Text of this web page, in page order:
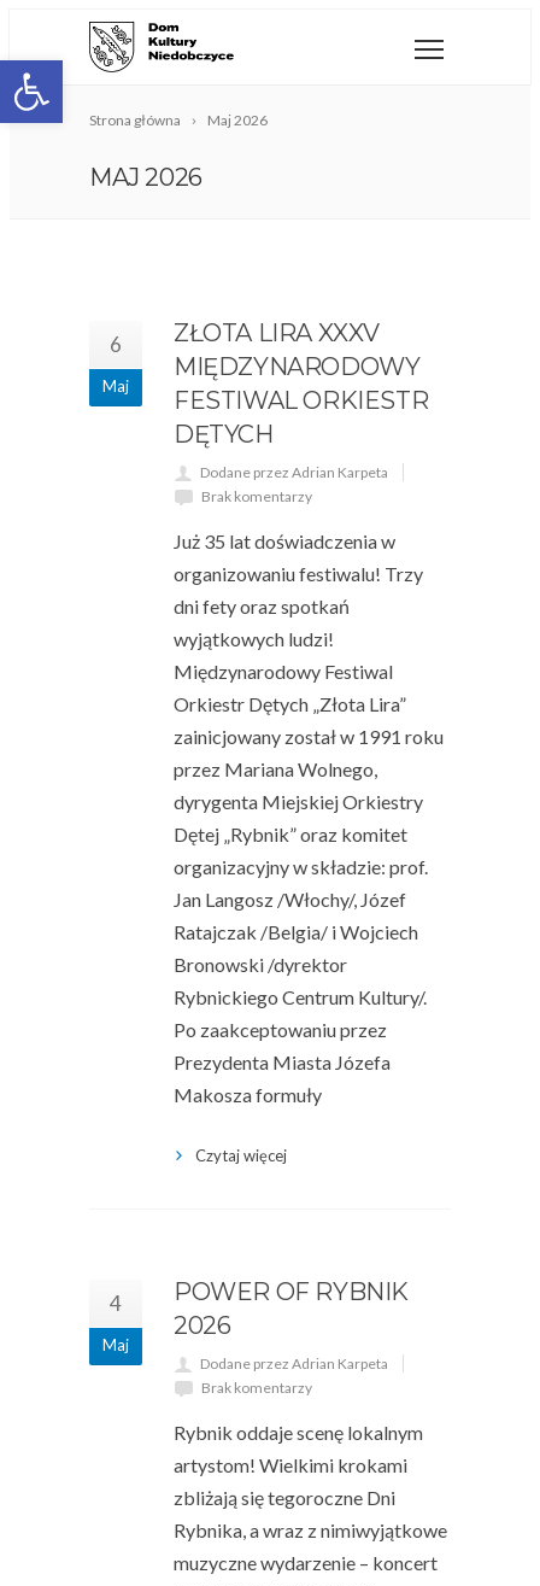
Open toolbar
Strona główna Maj 2026
MAJ 2026
6
Maj
ZŁOTA LIRA XXXV
MIĘDZYNARODOWY
FESTIWAL ORKIESTR
DĘTYCH
Dodane przez Adrian Karpeta
Brak komentarzy
Już 35 lat doświadczenia w
organizowaniu festiwalu! Trzy
dni fety oraz spotkań
wyjątkowych ludzi!
Międzynarodowy Festiwal
Orkiestr Dętych „Złota Lira”
zainicjowany został w 1991 roku
przez Mariana Wolnego,
dyrygenta Miejskiej Orkiestry
Dętej „Rybnik” oraz komitet
organizacyjny w składzie: prof.
Jan Langosz /Włochy/, Józef
Ratajczak /Belgia/ i Wojciech
Bronowski /dyrektor
Rybnickiego Centrum Kultury/.
Po zaakceptowaniu przez
Prezydenta Miasta Józefa
Makosza formuły
Czytaj więcej
4
Maj
POWER OF RYBNIK
2026
Dodane przez Adrian Karpeta
Brak komentarzy
Rybnik oddaje scenę lokalnym
artystom! Wielkimi krokami
zbliżają się tegoroczne Dni
Rybnika, a wraz z nimiwyjątkowe
muzyczne wydarzenie – koncert